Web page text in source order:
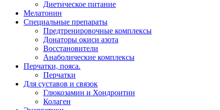
Диетическое питание
Мелатонин
Специальные препараты
Предтренировочные комплексы
Донаторы окиси азота
Восстановители
Анаболические комплексы
Перчатки, пояса.
Перчатки
Для суставов и связок
Глюкозамин и Хондроитин
Колаген